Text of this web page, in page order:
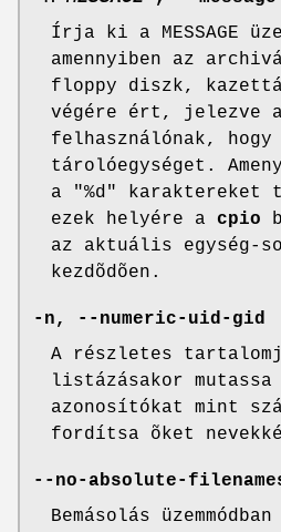
Írja ki a MESSAGE
amennyiben az
floppy diszk,
végére ért, jelezve a
felhasználónak,
tárolóegységet.
a "%d" karaktereket
ezek helyére a cpio
az aktuális egység-
kezdõdõen.
-n, --numeric-uid-gid
A részletes
listázásakor mutassa
azonosítókat mint
fordítsa õket
--no-absolute-
Bemásolás